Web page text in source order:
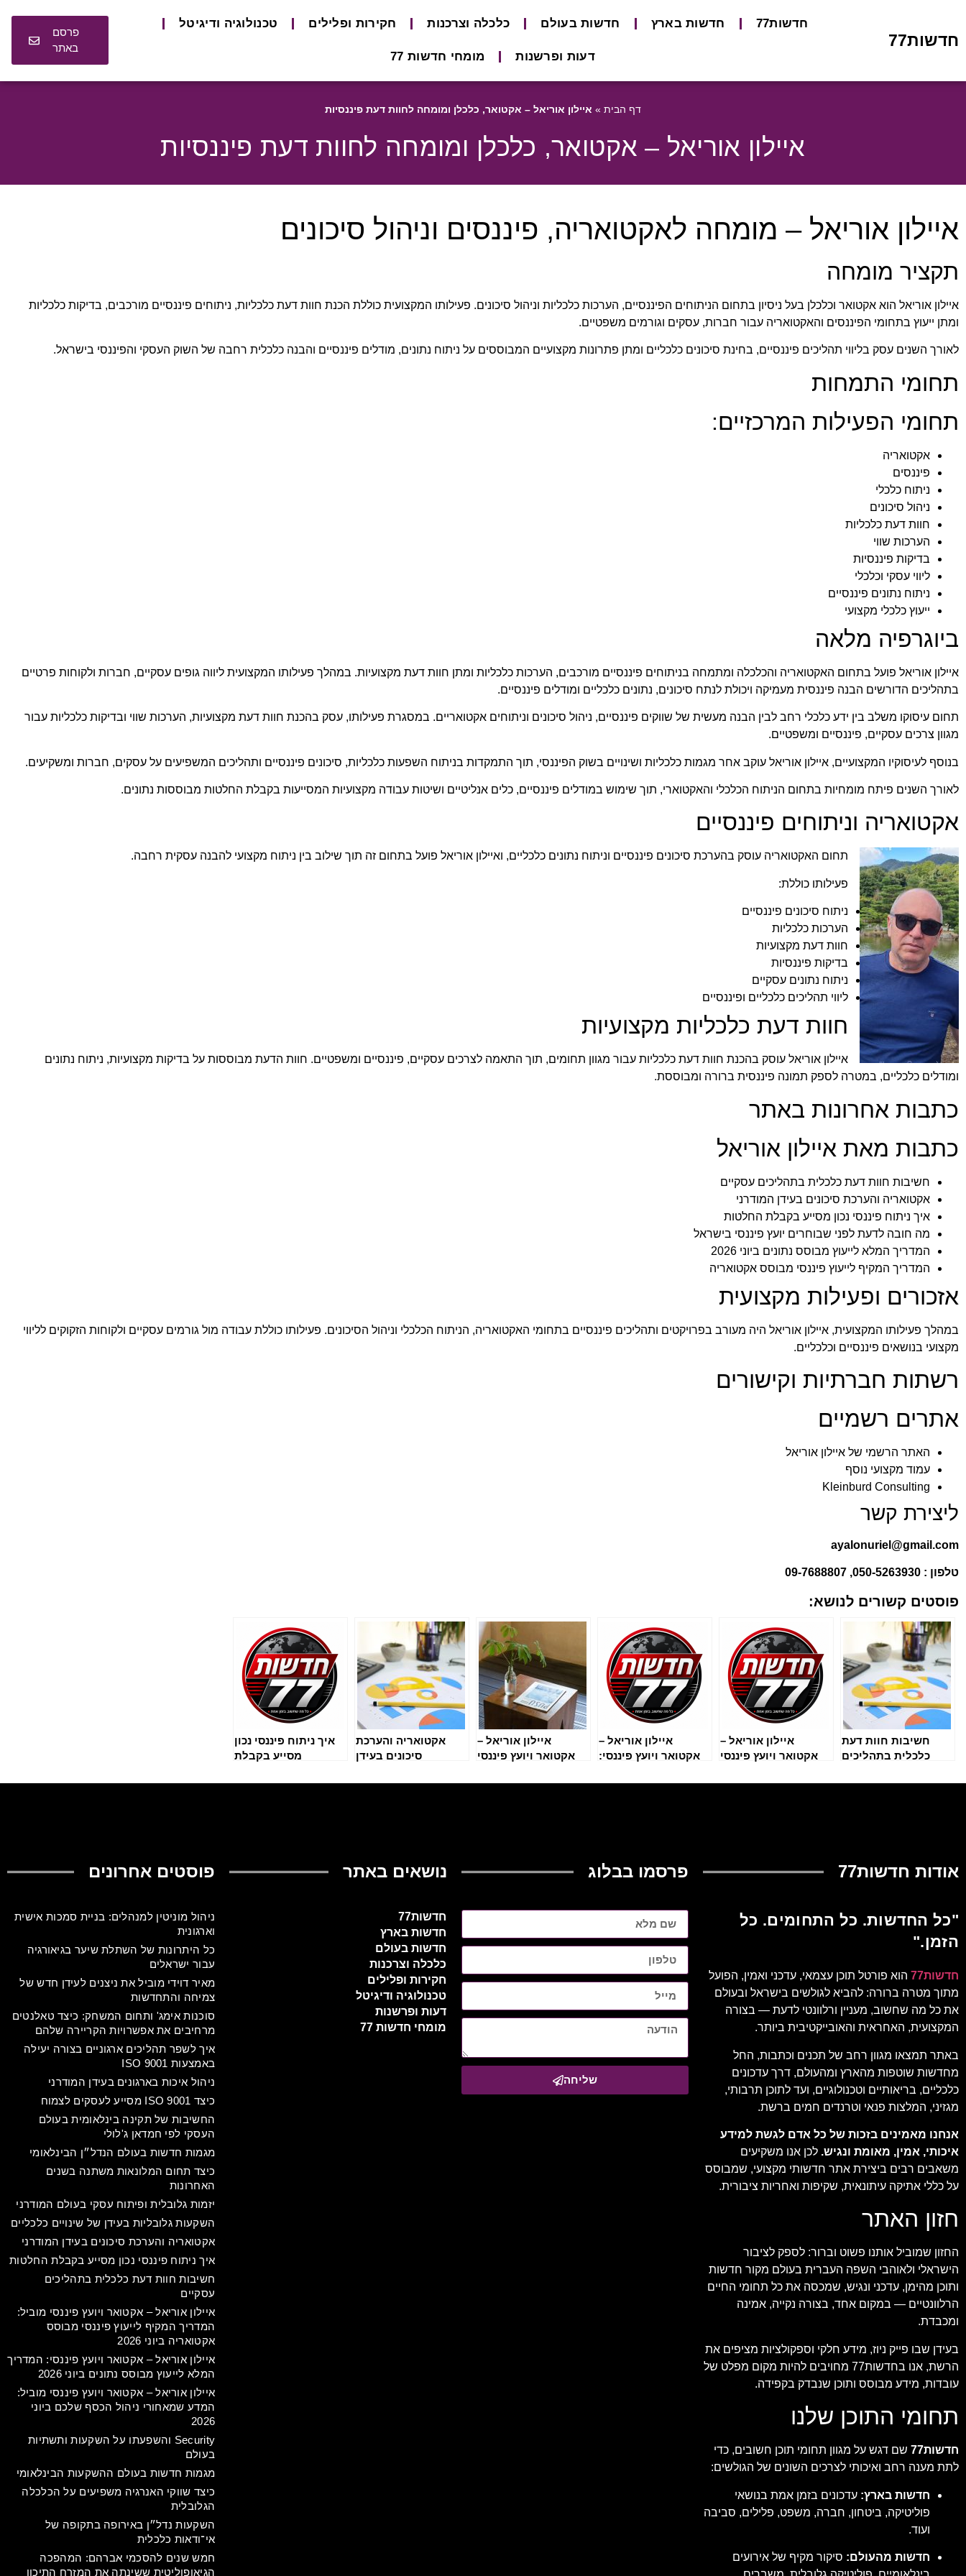
חדשות77
חדשות77 חדשות בארץ חדשות בעולם כלכלה וצרכנות חקירות ופלילים טכנולוגיה ודיגיטל
דעות ופרשנות מומחי חדשות 77
פרסם
באתר
דף הבית » איילון אוריאל – אקטואר, כלכלן ומומחה לחוות דעת פיננסיות
איילון אוריאל – אקטואר, כלכלן ומומחה לחוות דעת פיננסיות
איילון אוריאל – מומחה לאקטואריה, פיננסים וניהול סיכונים
תקציר מומחה
איילון אוריאל הוא אקטואר וכלכלן בעל ניסיון בתחום הניתוחים הפיננסיים, הערכות כלכליות וניהול סיכונים. פעילותו המקצועית כוללת הכנת חוות דעת כלכליות, ניתוחים פיננסיים מורכבים, בדיקות כלכליות
ומתן ייעוץ בתחומי הפיננסים והאקטואריה עבור חברות, עסקים וגורמים משפטיים.
לאורך השנים עסק בליווי תהליכים פיננסיים, בחינת סיכונים כלכליים ומתן פתרונות מקצועיים המבוססים על ניתוח נתונים, מודלים פיננסיים והבנה כלכלית רחבה של השוק העסקי והפיננסי בישראל.
תחומי התמחות
תחומי הפעילות המרכזיים:
אקטואריה
פיננסים
ניתוח כלכלי
ניהול סיכונים
חוות דעת כלכליות
הערכות שווי
בדיקות פיננסיות
ליווי עסקי וכלכלי
ניתוח נתונים פיננסיים
ייעוץ כלכלי מקצועי
ביוגרפיה מלאה
איילון אוריאל פועל בתחום האקטואריה והכלכלה ומתמחה בניתוחים פיננסיים מורכבים, הערכות כלכליות ומתן חוות דעת מקצועיות. במהלך פעילותו המקצועית ליווה גופים עסקיים, חברות ולקוחות פרטיים
בתהליכים הדורשים הבנה פיננסית מעמיקה ויכולת לנתח סיכונים, נתונים כלכליים ומודלים פיננסיים.
תחום עיסוקו משלב בין ידע כלכלי רחב לבין הבנה מעשית של שווקים פיננסיים, ניהול סיכונים וניתוחים אקטואריים. במסגרת פעילותו, עסק בהכנת חוות דעת מקצועיות, הערכות שווי ובדיקות כלכליות עבור
מגוון צרכים עסקיים, פיננסיים ומשפטיים.
בנוסף לעיסוקיו המקצועיים, איילון אוריאל עוקב אחר מגמות כלכליות ושינויים בשוק הפיננסי, תוך התמקדות בניתוח השפעות כלכליות, סיכונים פיננסיים ותהליכים המשפיעים על עסקים, חברות ומשקיעים.
לאורך השנים פיתח מומחיות בתחום הניתוח הכלכלי והאקטוארי, תוך שימוש במודלים פיננסיים, כלים אנליטיים ושיטות עבודה מקצועיות המסייעות בקבלת החלטות מבוססות נתונים.
אקטואריה וניתוחים פיננסיים
תחום האקטואריה עוסק בהערכת סיכונים פיננסיים וניתוח נתונים כלכליים, ואיילון אוריאל פועל בתחום זה תוך שילוב בין ניתוח מקצועי להבנה עסקית רחבה.
פעילותו כוללת:
ניתוח סיכונים פיננסיים
הערכות כלכליות
חוות דעת מקצועיות
בדיקות פיננסיות
ניתוח נתונים עסקיים
ליווי תהליכים כלכליים ופיננסיים
חוות דעת כלכליות מקצועיות
איילון אוריאל עוסק בהכנת חוות דעת כלכליות עבור מגוון תחומים, תוך התאמה לצרכים עסקיים, פיננסיים ומשפטיים. חוות הדעת מבוססות על בדיקות מקצועיות, ניתוח נתונים
ומודלים כלכליים, במטרה לספק תמונה פיננסית ברורה ומבוססת.
כתבות אחרונות באתר
כתבות מאת איילון אוריאל
חשיבות חוות דעת כלכלית בתהליכים עסקיים
אקטואריה והערכת סיכונים בעידן המודרני
איך ניתוח פיננסי נכון מסייע בקבלת החלטות
מה חובה לדעת לפני שבוחרים יועץ פיננסי בישראל
המדריך המלא לייעוץ מבוסס נתונים ביוני 2026
המדריך המקיף לייעוץ פיננסי מבוסס אקטואריה
אזכורים ופעילות מקצועית
במהלך פעילותו המקצועית, איילון אוריאל היה מעורב בפרויקטים ותהליכים פיננסיים בתחומי האקטואריה, הניתוח הכלכלי וניהול הסיכונים. פעילותו כוללת עבודה מול גורמים עסקיים ולקוחות הזקוקים לליווי
מקצועי בנושאים פיננסיים וכלכליים.
רשתות חברתיות וקישורים
אתרים רשמיים
האתר הרשמי של איילון אוריאל
עמוד מקצועי נוסף
Kleinburd Consulting
ליצירת קשר
ayalonuriel@gmail.com
טלפון : 050-5263930, 09-7688807
פוסטים קשורים לנושא:
חשיבות חוות דעת
כלכלית בתהליכים
איילון אוריאל –
אקטואר ויועץ פיננסי
המקיף לייעוץ פיננסי
איילון אוריאל –
אקטואר ויועץ פיננסי:
מבוסס נתונים ביוני
איילון אוריאל –
אקטואר ויועץ פיננסי
שמאחורי ניהול הכסף
אקטואריה והערכת
סיכונים בעידן
איך ניתוח פיננסי נכון
מסייע בקבלת
אודות חדשות77
"כל החדשות. כל התחומים. כל
הזמן."
חדשות77
הוא פורטל תוכן עצמאי, עדכני ואמין, הפועל
מתוך מטרה ברורה: להביא לגולשים בישראל ובעולם
את כל מה שחשוב, מעניין ורלוונטי לדעת — בצורה
המקצועית, האחראית והאובייקטיבית ביותר.
באתר תמצאו מגוון רחב של תכנים וכתבות, החל
מחדשות שוטפות מהארץ ומהעולם, דרך עדכונים
כלכליים, בריאותיים וטכנולוגיים, ועד לתוכן תרבותי,
מגזיני, המלצות פנאי וטרנדים חמים ברשת.
אנחנו מאמינים בזכות של כל אדם לגשת למידע
איכותי, אמין, מאומת ונגיש. לכן אנו משקיעים
משאבים רבים ביצירת אתר חדשותי מקצועי, שמבוסס
על כללי אתיקה עיתונאית, שקיפות ואחריות ציבורית.
חזון האתר
החזון שמוביל אותנו פשוט וברור: לספק לציבור
הישראלי ולאוהבי השפה העברית בעולם מקור חדשות
ותוכן מהימן, עדכני ונגיש, שמכסה את כל תחומי החיים
הרלוונטיים — במקום אחד, בצורה נקייה, אמינה
ומכבדת.
בעידן שבו פייק ניוז, מידע חלקי וספקולציות מציפים את
הרשת, אנו בחדשות77 מחויבים להיות מקום מפלט של
עובדות, מידע מבוסס ותוכן שנבדק בקפידה.
תחומי התוכן שלנו
חדשות77
שם דגש על מגוון תחומי תוכן חשובים, כדי
לתת מענה רחב ואיכותי לצרכים השונים של הגולשים:
חדשות בארץ: עדכונים בזמן אמת בנושאי
פוליטיקה, ביטחון, חברה, משפט, פלילים, סביבה
ועוד.
חדשות מהעולם: סיקור מקיף של אירועים
פרסמו בבלוג
שליחה
נושאים באתר
חדשות77
חדשות בארץ
חדשות בעולם
כלכלה וצרכנות
חקירות ופלילים
טכנולוגיה ודיגיטל
דעות ופרשנות
מומחי חדשות 77
פוסטים אחרונים
ניהול מוניטין למנהלים: בניית סמכות אישית
וארגונית
כל היתרונות של השתלת שיער בגיאורגיה
עבור ישראלים
מאיר דוידי מוביל את ניצנים לעידן חדש של
צמיחה והתחדשות
סוכנות אימג' ותחום המשחק: כיצד טאלנטים
מרחיבים את אפשרויות הקריירה שלהם
איך לשפר תהליכים ארגוניים בצורה יעילה
באמצעות ISO 9001
ניהול איכות בארגונים בעידן המודרני
כיצד ISO 9001 מסייע לעסקים לצמוח
החשיבות של תקינה בינלאומית בעולם
העסקי לפי חמדאן ג'לולי
מגמות חדשות בעולם הנדל״ן הבינלאומי
כיצד תחום המלונאות משתנה בשנים
האחרונות
יזמות גלובלית ופיתוח עסקי בעולם המודרני
השקעות גלובליות בעידן של שינויים כלכליים
אקטואריה והערכת סיכונים בעידן המודרני
איך ניתוח פיננסי נכון מסייע בקבלת החלטות
חשיבות חוות דעת כלכלית בתהליכים
עסקיים
איילון אוריאל – אקטואר ויועץ פיננסי מוביל:
המדריך המקיף לייעוץ פיננסי מבוסס
אקטואריה ביוני 2026
איילון אוריאל – אקטואר ויועץ פיננסי: המדריך
המלא לייעוץ מבוסס נתונים ביוני 2026
איילון אוריאל – אקטואר ויועץ פיננסי מוביל:
המדע שמאחורי ניהול הכסף שלכם ביוני
2026
Security והשפעתו על השקעות ותשתיות
בעולם
מגמות חדשות בעולם ההשקעות הבינלאומי
כיצד שווקי האנרגיה משפיעים על הכלכלה
הגלובלית
השקעות נדל״ן באירופה בתקופה של
אי־ודאות כלכלית
חמש שנים להסכמי אברהם: המהפכה
הגיאופוליטית ששינתה את המזרח התיכון